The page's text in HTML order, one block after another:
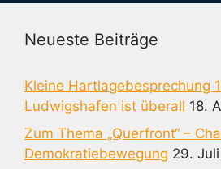
Neueste Beiträge
Kleine Hartlagebesprechung
Ludwigshafen ist überall 18.
Zum Thema „Querfront“ –
Demokratiebewegung 29.